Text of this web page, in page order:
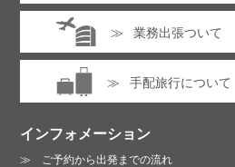
業務出張ついて
手配旅行について
インフォメーション
ご予約から出発までの流れ